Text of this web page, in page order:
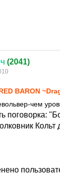
(2041)
BARON
чем
поговорка: